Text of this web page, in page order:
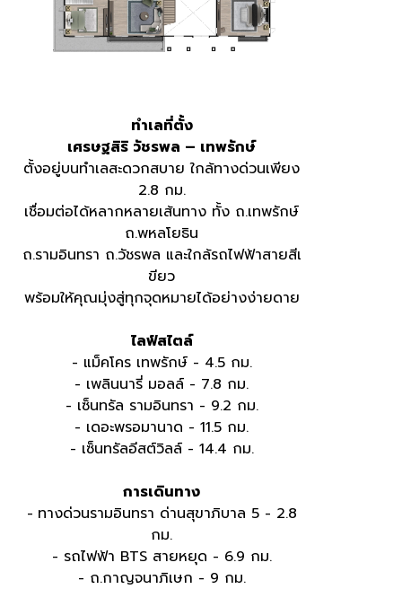
ทำเลที่ตั้ง
เศรษฐสิริ วัชรพล – เทพรักษ์
ตั้งอยู่บนทำเลสะดวกสบาย ใกล้ทางด่วนเพียง
2.8 กม.
เชื่อมต่อได้หลากหลายเส้นทาง ทั้ง ถ.เทพรักษ์
ถ.พหลโยธิน
ถ.รามอินทรา ถ.วัชรพล​ และใกล้รถไฟฟ้าสายสีเ
ขียว
พร้อมให้คุณมุ่งสู่ทุกจุดหมายได้อย่างง่ายดาย​
ไลฟ์สไตล์
- แม็คโคร เทพรักษ์ - 4.5 กม.
- เพลินนารี่ มอลล์ - 7.8 กม.
- เซ็นทรัล รามอินทรา - 9.2 กม.
- เดอะพรอมานาด - 11.5 กม.
- เซ็นทรัลอีสต์วิลล์ - 14.4 กม.
การเดินทาง
- ทางด่วนรามอินทรา ด่านสุขาภิบาล 5 - 2.8
กม.
- รถไฟฟ้า BTS สายหยุด - 6.9 กม.
- ถ.กาญจนาภิเษก - 9 กม.